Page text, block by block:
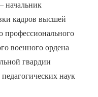
кадров высшей
профессионального
военного ордена
гвардии
наук